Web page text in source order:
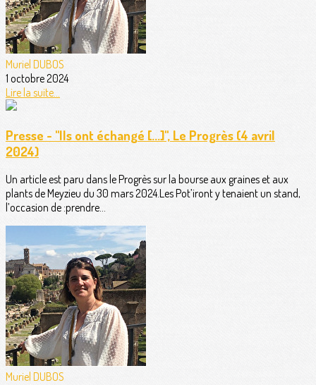
Muriel DUBOS
1 octobre 2024
Lire la suite...
Presse - "Ils ont échangé [...]", Le Progrès (4 avril
2024)
Un article est paru dans le Progrès sur la bourse aux graines et aux
plants de Meyzieu du 30 mars 2024.Les Pot’iront y tenaient un stand,
l’occasion de :prendre...
Muriel DUBOS